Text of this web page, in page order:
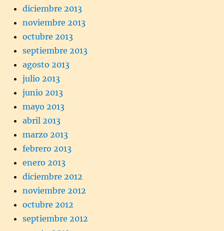
diciembre 2013
noviembre 2013
octubre 2013
septiembre 2013
agosto 2013
julio 2013
junio 2013
mayo 2013
abril 2013
marzo 2013
febrero 2013
enero 2013
diciembre 2012
noviembre 2012
octubre 2012
septiembre 2012